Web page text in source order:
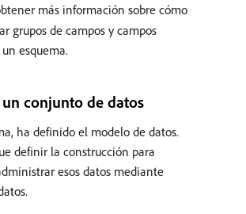
más información sobre cómo
grupos de campos y campos
esquema.
conjunto de datos
ha definido el modelo de datos.
definir la construcción para
esos datos mediante